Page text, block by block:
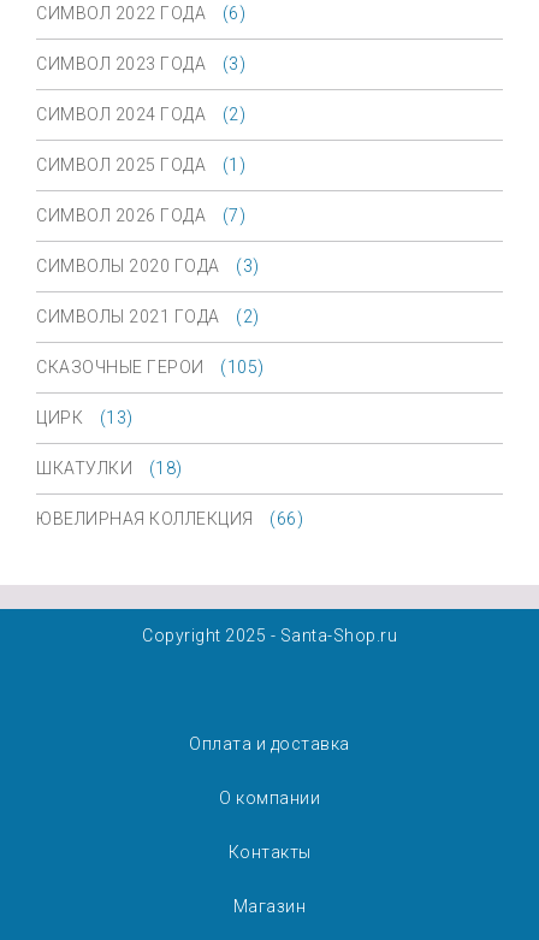
СИМВОЛ 2022 ГОДА (6)
СИМВОЛ 2023 ГОДА (3)
СИМВОЛ 2024 ГОДА (2)
СИМВОЛ 2025 ГОДА (1)
СИМВОЛ 2026 ГОДА (7)
СИМВОЛЫ 2020 ГОДА (3)
СИМВОЛЫ 2021 ГОДА (2)
СКАЗОЧНЫЕ ГЕРОИ (105)
ЦИРК (13)
ШКАТУЛКИ (18)
ЮВЕЛИРНАЯ КОЛЛЕКЦИЯ (66)
Copyright 2025 - Santa-Shop.ru
Оплата и доставка
О компании
Контакты
Магазин